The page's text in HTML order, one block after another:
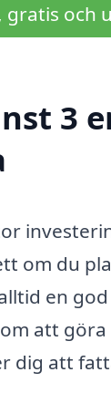
gratis och
3
om du
en
att
dig att